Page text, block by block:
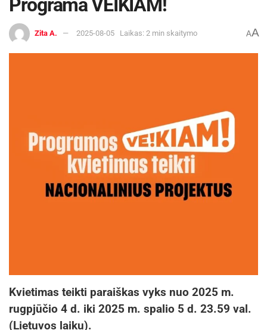
Programa VEIKIAM!
Zita A. 2025-08-05 Laikas: 2 min skaitymo AA
Kvietimas teikti paraiškas vyks nuo 2025 m.
rugpjūčio 4 d. iki 2025 m. spalio 5 d. 23.59 val.
(Lietuvos laiku).